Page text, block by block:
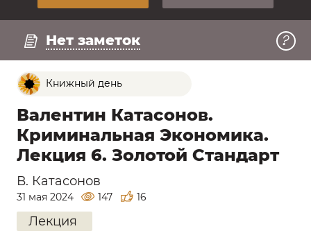
Нет заметок
Книжный день
Валентин Катасонов.
Криминальная Экономика.
Лекция 6. Золотой Стандарт
В. Катасонов
31 мая 2024 147 16
Лекция